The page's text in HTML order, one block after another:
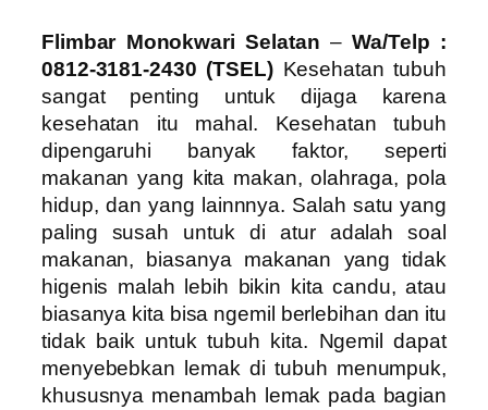
Flimbar Monokwari Selatan –Wa/Telp :
0812-3181-2430 (TSEL)Kesehatan tubuh
sangat penting untuk dijaga karena
kesehatan itu mahal. Kesehatan tubuh
dipengaruhi banyak faktor, seperti
makanan yang kita makan, olahraga, pola
hidup, dan yang lainnnya. Salah satu yang
paling susah untuk di atur adalah soal
makanan, biasanya makanan yang tidak
higenis malah lebih bikin kita candu, atau
biasanya kita bisa ngemil berlebihan dan itu
tidak baik untuk tubuh kita. Ngemil dapat
menyebebkan lemak di tubuh menumpuk,
khususnya menambah lemak pada bagian